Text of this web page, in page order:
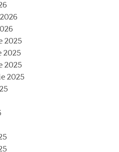
2025
2025
2025
2025